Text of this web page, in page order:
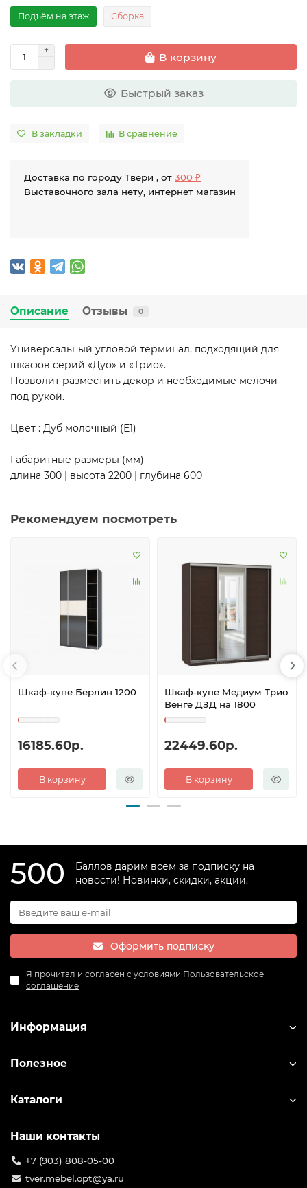
Подъём на этаж Сборка
В корзину
Быстрый заказ
В закладки В сравнение
Доставка по городу Твери , от 300 ₽
Выставочного зала нету, интернет магазин
Описание Отзывы 0
Универсальный угловой терминал, подходящий для
шкафов серий «Дуо» и «Трио».
Позволит разместить декор и необходимые мелочи
под рукой.
Цвет : Дуб молочный (Е1)
Габаритные размеры (мм)
длина 300 | высота 2200 | глубина 600
Рекомендуем посмотреть
Шкаф-купе Берлин 1200
16185.60р.
В корзину
Шкаф-купе Медиум Трио
Венге ДЗД на 1800
22449.60р.
В корзину
500
Баллов дарим всем за подписку на
новости! Новинки, скидки, акции.
Оформить подписку
Я прочитал и согласен с условиями Пользовательское
соглашение
Информация
Полезное
Каталоги
Наши контакты
+7 (903) 808-05-00
tver.mebel.opt@ya.ru